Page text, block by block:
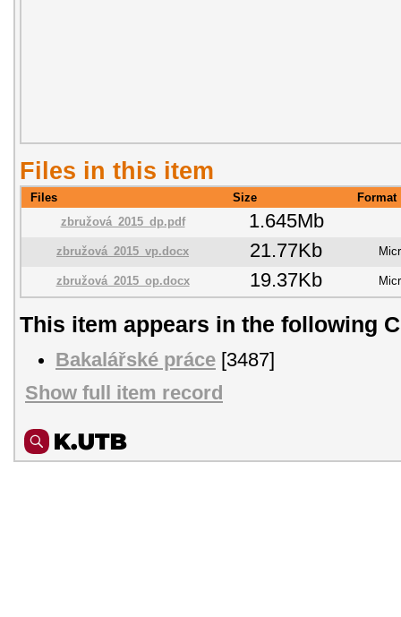
Files in this item
Files Size
Format
zbružová_2015_dp.pdf
1.645Mb
zbružová_2015_vp.docx 21.77Kb
zbružová_2015_op.docx 19.37Kb
This item appears in the following
Bakalářské práce [3487]
Show full item record